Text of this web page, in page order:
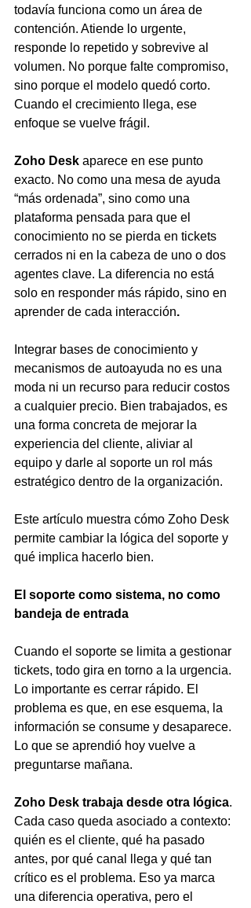
todavía funciona como un área de
contención. Atiende lo urgente,
responde lo repetido y sobrevive al
volumen. No porque falte compromiso,
sino porque el modelo quedó corto.
Cuando el crecimiento llega, ese
enfoque se vuelve frágil.
Zoho Desk aparece en ese punto
exacto. No como una mesa de ayuda
“más ordenada”, sino como una
plataforma pensada para que el
conocimiento no se pierda en tickets
cerrados ni en la cabeza de uno o dos
agentes clave. La diferencia no está
solo en responder más rápido, sino en
aprender de cada interacción.
Integrar bases de conocimiento y
mecanismos de autoayuda no es una
moda ni un recurso para reducir costos
a cualquier precio. Bien trabajados, es
una forma concreta de mejorar la
experiencia del cliente, aliviar al
equipo y darle al soporte un rol más
estratégico dentro de la organización.
Este artículo muestra cómo Zoho Desk
permite cambiar la lógica del soporte y
qué implica hacerlo bien.
El soporte como sistema, no como
bandeja de entrada
Cuando el soporte se limita a gestionar
tickets, todo gira en torno a la urgencia.
Lo importante es cerrar rápido. El
problema es que, en ese esquema, la
información se consume y desaparece.
Lo que se aprendió hoy vuelve a
preguntarse mañana.
Zoho Desk trabaja desde otra lógica.
Cada caso queda asociado a contexto:
quién es el cliente, qué ha pasado
antes, por qué canal llega y qué tan
crítico es el problema. Eso ya marca
una diferencia operativa, pero el